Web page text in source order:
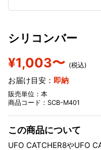
シリコンバー
¥1,003〜 (税込)
お届け目安： 即納
販売単位：本
商品コード：SCB-M401
この商品について
UFO CATCHER8やUFO